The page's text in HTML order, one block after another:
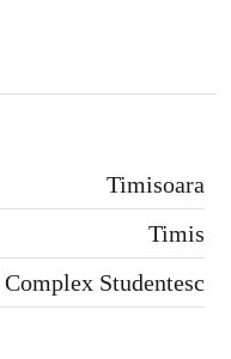
Timisoara
Timis
Complex Studentesc